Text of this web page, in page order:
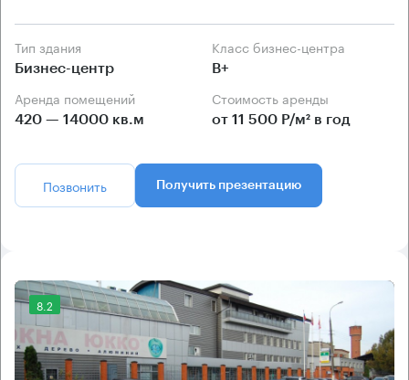
Тип здания
Бизнес-центр
Класс бизнес-центра
B+
Аренда помещений
420 — 14000 кв.м
Стоимость аренды
от 11 500 Р/м² в год
Позвонить Получить презентацию
8.2